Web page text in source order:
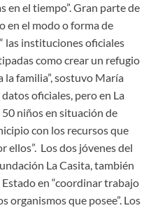
el tiempo”. Gran parte de
en el modo o forma de
las instituciones oficiales
como crear un refugio
familia”, sostuvo María
oficiales, pero en La
niños en situación de
con los recursos que
ellos”. Los dos jóvenes del
La Casita, también
en “coordinar trabajo
que posee”. Los